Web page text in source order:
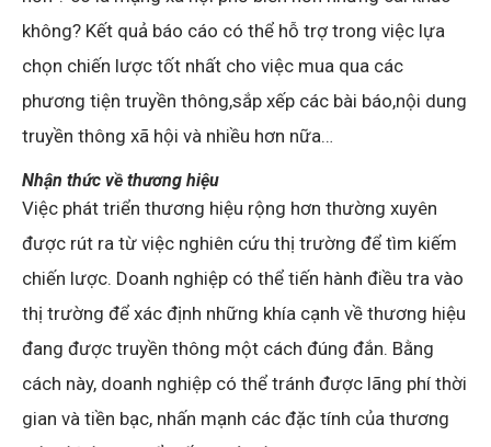
không? Kết quả báo cáo có thể hỗ trợ trong việc lựa
chọn chiến lược tốt nhất cho việc mua qua các
phương tiện truyền thông,sắp xếp các bài báo,nội dung
truyền thông xã hội và nhiều hơn nữa…
Nhận thức về thương hiệu
Việc phát triển thương hiệu rộng hơn thường xuyên
được rút ra từ việc nghiên cứu thị trường để tìm kiếm
chiến lược. Doanh nghiệp có thể tiến hành điều tra vào
thị trường để xác định những khía cạnh về thương hiệu
đang được truyền thông một cách đúng đắn. Bằng
cách này, doanh nghiệp có thể tránh được lãng phí thời
gian và tiền bạc, nhấn mạnh các đặc tính của thương